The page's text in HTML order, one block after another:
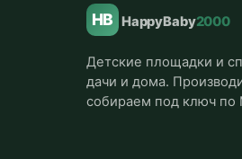
HB HappyBaby2000
Детские площадки и
дачи и дома.
собираем под ключ по